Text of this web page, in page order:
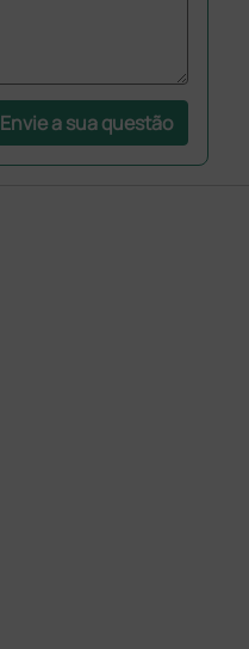
Envie a sua questão